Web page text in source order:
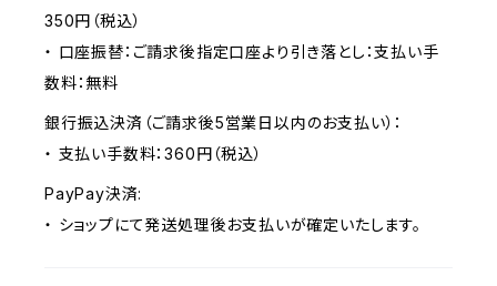
350円（税込）
・ 口座振替：ご請求後指定口座より引き落とし：支払い手
数料：無料
銀行振込決済（ご請求後5営業日以内のお支払い）：
・ 支払い手数料：360円（税込）
PayPay決済:
・ ショップにて発送処理後お支払いが確定いたします。